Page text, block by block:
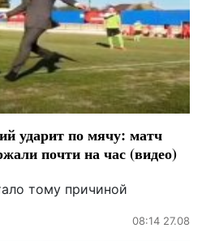
ударит по мячу: матч
почти на час (видео)
тому причиной
08:14 27.08